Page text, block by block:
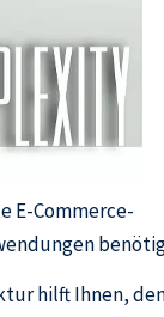
E-Commerce-
hilft Ihnen,